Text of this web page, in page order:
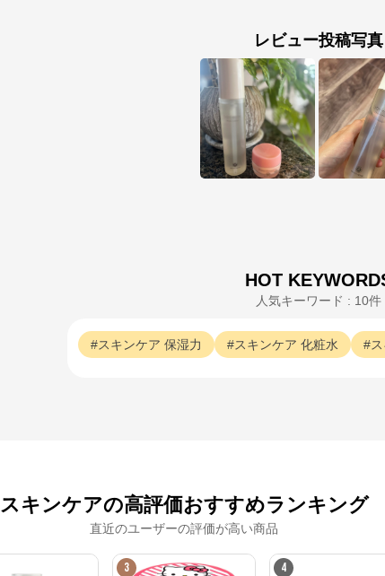
レビュー投稿写真
HOT
人気キーワード : 10件
スキンケア 保湿力 スキンケア 化粧水
スキンケアの高評価おすすめランキング
直近のユーザーの評価が高い商品
3 4
厳選した植物由来成分を使用したお肌にやさしい自然派コスメブランドです。
Oh!Babyボディスムーザーなどを中心に香りや感触、使うときの心地良さを追